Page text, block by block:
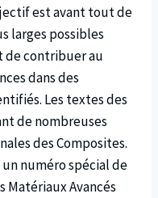
est avant tout de
larges possibles
contribuer au
dans des
Les textes des
de nombreuses
des Composites.
un numéro spécial de
Matériaux Avancés